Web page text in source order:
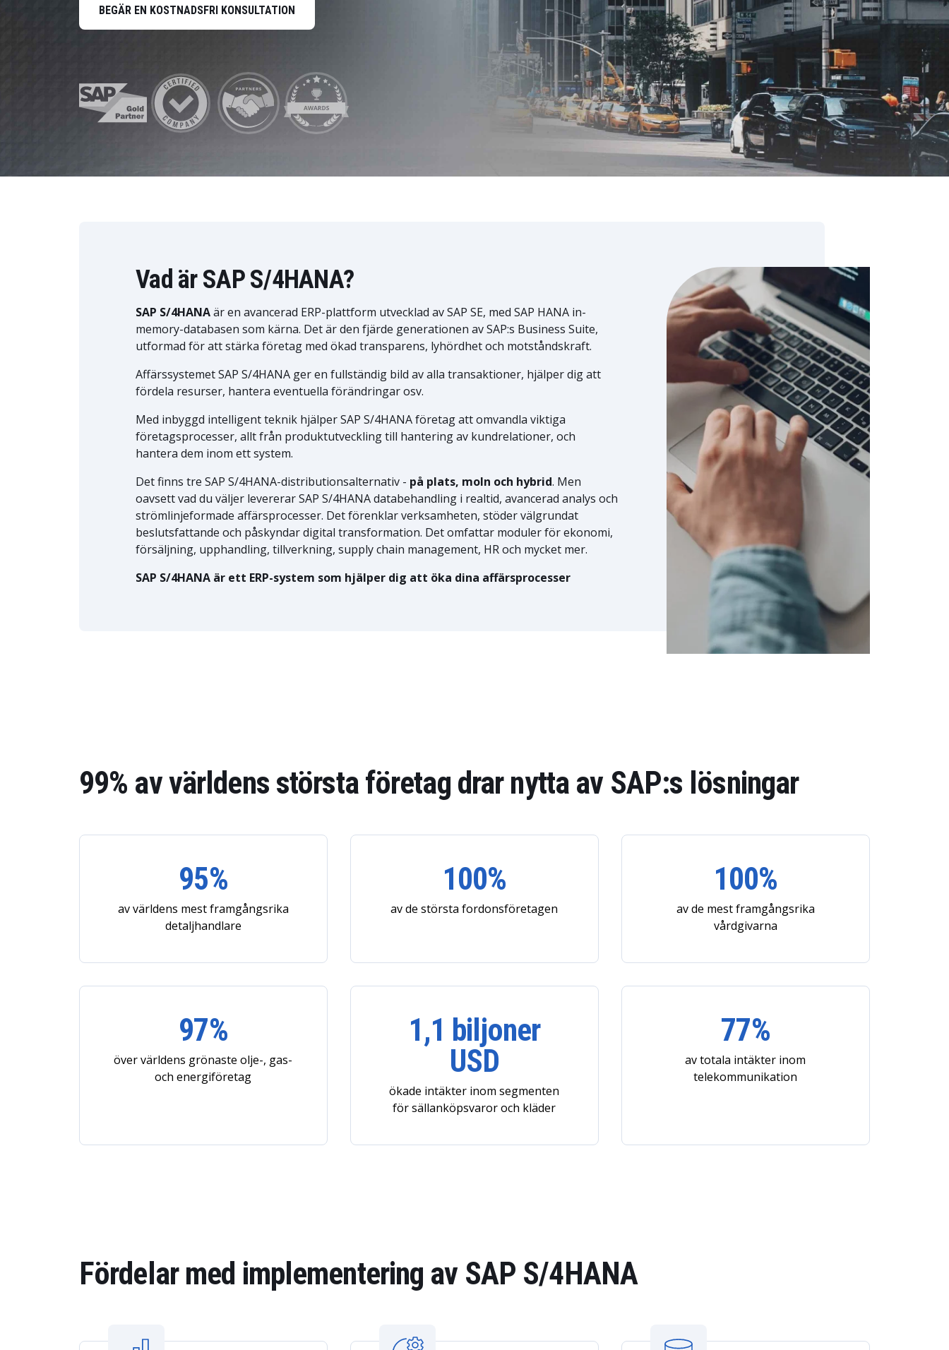
SAP AI Core & AI Launchpad
HR Management
Data och analys
Trygghet och tillit
BEGÄR EN KOSTNADSFRI KONSULTATION
Vad är SAP S/4HANA?
SAP S/4HANAär en avancerad ERP-plattform utvecklad av SAP SE, med SAP HANA in-
memory-databasen som kärna. Det är den fjärde generationen av SAP:s Business Suite,
utformad för att stärka företag med ökad transparens, lyhördhet och motståndskraft.
Affärssystemet SAP S/4HANA ger en fullständig bild av alla transaktioner, hjälper dig att
fördela resurser, hantera eventuella förändringar osv.
Med inbyggd intelligent teknik hjälper SAP S/4HANA företag att omvandla viktiga
företagsprocesser, allt från produktutveckling till hantering av kundrelationer, och
hantera dem inom ett system.
Det finns tre SAP S/4HANA-distributionsalternativ - på plats, moln och hybrid. Men
oavsett vad du väljer levererar SAP S/4HANA databehandling i realtid, avancerad analys och
strömlinjeformade affärsprocesser. Det förenklar verksamheten, stöder välgrundat
beslutsfattande och påskyndar digital transformation. Det omfattar moduler för ekonomi,
försäljning, upphandling, tillverkning, supply chain management, HR och mycket mer.
SAP S/4HANA är ett ERP-system som hjälper dig att öka dina affärsprocesser
99% av världens största företag drar nytta av SAP:s lösningar
95%
av världens mest framgångsrika
detaljhandlare
100%
av de största fordonsföretagen
100%
av de mest framgångsrika
vårdgivarna
97%
över världens grönaste olje-, gas-
och energiföretag
1,1 biljoner
USD
ökade intäkter inom segmenten
för sällanköpsvaror och kläder
77%
av totala intäkter inom
telekommunikation
Fördelar med implementering av SAP S/4HANA